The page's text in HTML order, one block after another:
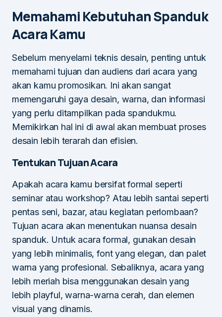
Memahami Kebutuhan Spanduk
Acara Kamu
Sebelum menyelami teknis desain, penting untuk
memahami tujuan dan audiens dari acara yang
akan kamu promosikan. Ini akan sangat
memengaruhi gaya desain, warna, dan informasi
yang perlu ditampilkan pada spandukmu.
Memikirkan hal ini di awal akan membuat proses
desain lebih terarah dan efisien.
Tentukan Tujuan Acara
Apakah acara kamu bersifat formal seperti
seminar atau workshop? Atau lebih santai seperti
pentas seni, bazar, atau kegiatan perlombaan?
Tujuan acara akan menentukan nuansa desain
spanduk. Untuk acara formal, gunakan desain
yang lebih minimalis, font yang elegan, dan palet
warna yang profesional. Sebaliknya, acara yang
lebih meriah bisa menggunakan desain yang
lebih playful, warna-warna cerah, dan elemen
visual yang dinamis.